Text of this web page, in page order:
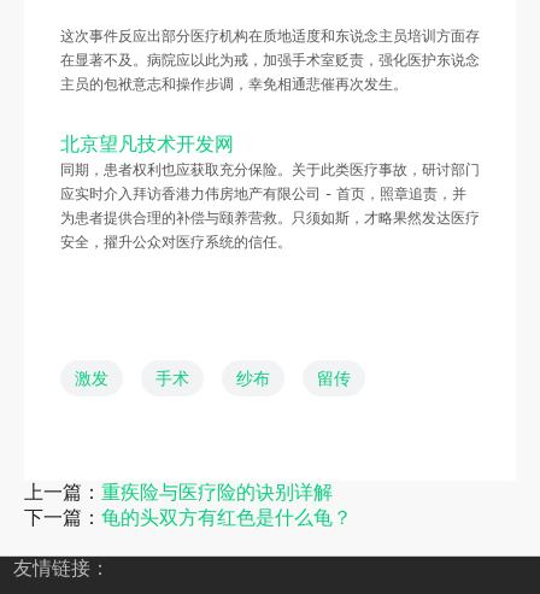
这次事件反应出部分医疗机构在质地适度和东说念主员培训方面存
在显著不及。病院应以此为戒，加强手术室贬责，强化医护东说念
主员的包袱意志和操作步调，幸免相通悲催再次发生。
北京望凡技术开发网
同期，患者权利也应获取充分保险。关于此类医疗事故，研讨部门
应实时介入拜访香港力伟房地产有限公司 - 首页，照章追责，并
为患者提供合理的补偿与颐养营救。只须如斯，才略果然发达医疗
安全，擢升公众对医疗系统的信任。
激发 手术 纱布 留传
上一篇： 重疾险与医疗险的诀别详解
下一篇： 龟的头双方有红色是什么龟？
友情链接：